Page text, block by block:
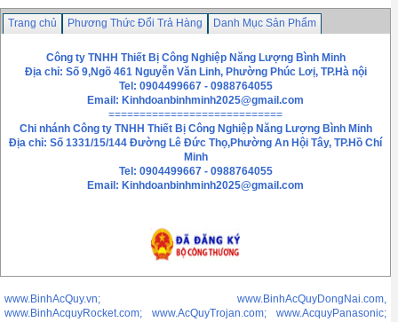
Trang chủ Phương Thức Đổi Trả Hàng
Danh Mục Sản Phẩm
Công ty TNHH Thiết Bị Công Nghiệp Năng Lượng Bình Minh
Địa chỉ: Số 9,Ngõ 461 Nguyễn Văn Linh, Phường Phúc Lơị, TP.Hà nội
Tel: 0904499667 - 0988764055
Email: Kinhdoanbinhminh2025@gmail.com
============================
Chi nhánh Công ty TNHH Thiết Bị Công Nghiệp Năng Lượng Bình Minh
Địa chỉ: Số 1331/15/144 Đường Lê Đức Thọ,Phường An Hội Tây, TP.Hồ Chí
Minh
Tel: 0904499667 - 0988764055
Email: Kinhdoanbinhminh2025@gmail.com
www.BinhAcQuy.vn; www.BinhAcQuyDongNai.com,
www.BinhAcquyRocket.com; www.AcQuyTrojan.com; www.AcquyPanasonic;